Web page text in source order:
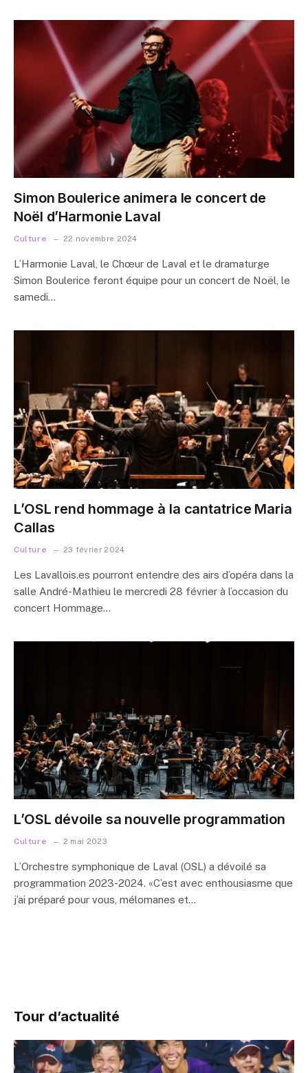
Simon Boulerice animera le concert de
Noël d’Harmonie Laval
Culture 22 novembre 2024
L’Harmonie Laval, le Chœur de Laval et le dramaturge
Simon Boulerice feront équipe pour un concert de Noël, le
samedi…
L’OSL rend hommage à la cantatrice Maria
Callas
Culture 23 février 2024
Les Lavallois.es pourront entendre des airs d’opéra dans la
salle André-Mathieu le mercredi 28 février à l’occasion du
concert Hommage…
L’OSL dévoile sa nouvelle programmation
Culture 2 mai 2023
L’Orchestre symphonique de Laval (OSL) a dévoilé sa
programmation 2023-2024. «C’est avec enthousiasme que
j’ai préparé pour vous, mélomanes et…
Tour d’actualité